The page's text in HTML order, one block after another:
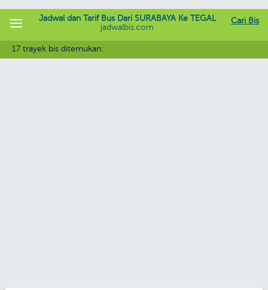
Cari Bis
Jadwal dan Tarif Bus Dari SURABAYA Ke TEGAL
jadwalbis.com
17 trayek bis ditemukan: